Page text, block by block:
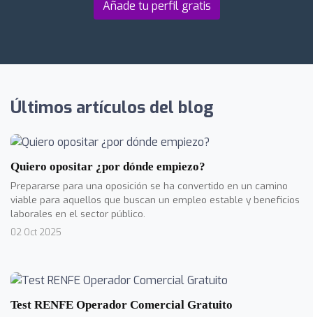
Añade tu perfil gratis
Últimos artículos del blog
Quiero opositar ¿por dónde empiezo?
Prepararse para una oposición se ha convertido en un camino
viable para aquellos que buscan un empleo estable y beneficios
laborales en el sector público.
02 Oct 2025
Test RENFE Operador Comercial Gratuito